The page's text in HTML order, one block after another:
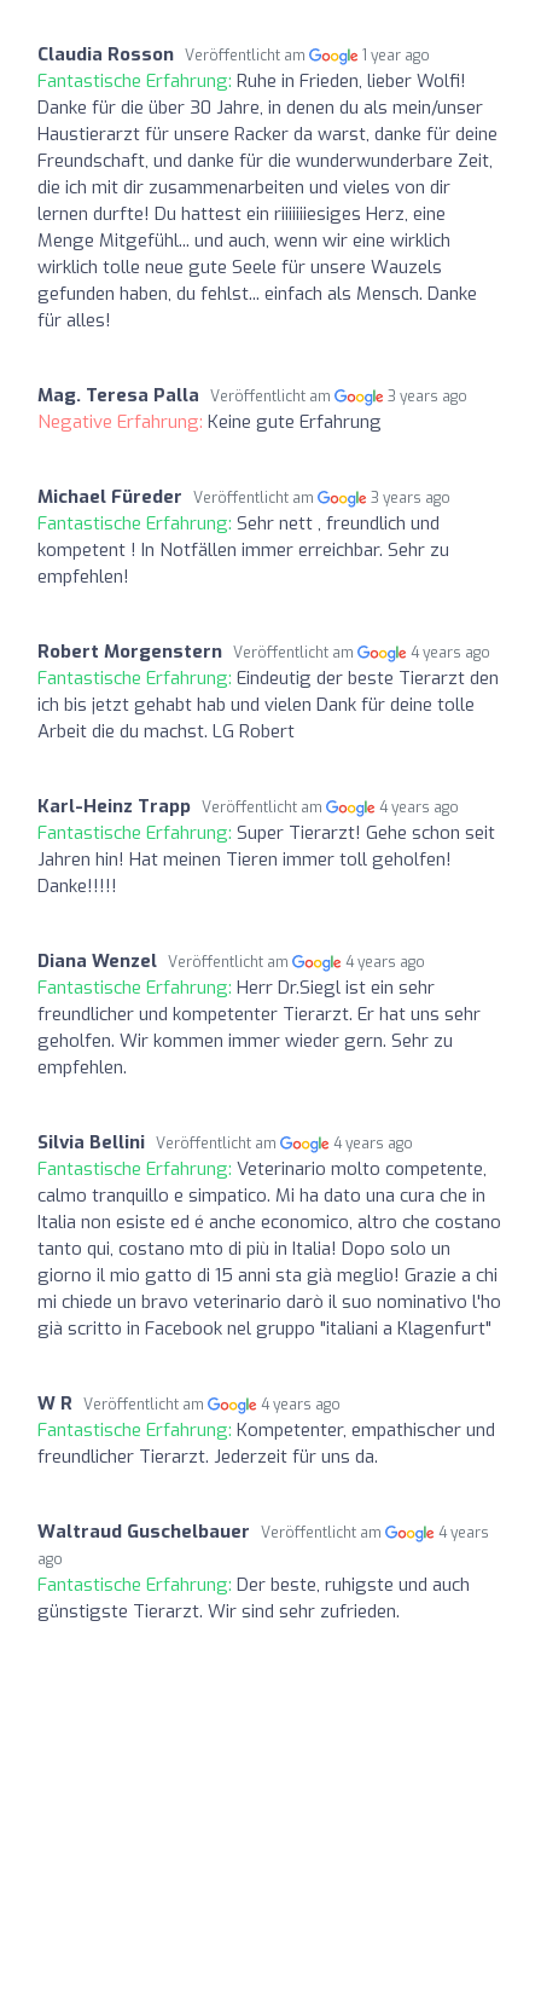
Claudia Rosson Veröffentlicht am 1 year ago
Fantastische Erfahrung: Ruhe in Frieden, lieber Wolfi!
Danke für die über 30 Jahre, in denen du als mein/unser
Haustierarzt für unsere Racker da warst, danke für deine
Freundschaft, und danke für die wunderwunderbare Zeit,
die ich mit dir zusammenarbeiten und vieles von dir
lernen durfte! Du hattest ein riiiiiiiesiges Herz, eine
Menge Mitgefühl... und auch, wenn wir eine wirklich
wirklich tolle neue gute Seele für unsere Wauzels
gefunden haben, du fehlst... einfach als Mensch. Danke
für alles!
Mag. Teresa Palla Veröffentlicht am 3 years ago
Negative Erfahrung: Keine gute Erfahrung
Michael Füreder Veröffentlicht am 3 years ago
Fantastische Erfahrung: Sehr nett , freundlich und
kompetent ! In Notfällen immer erreichbar. Sehr zu
empfehlen!
Robert Morgenstern Veröffentlicht am 4 years ago
Fantastische Erfahrung: Eindeutig der beste Tierarzt den
ich bis jetzt gehabt hab und vielen Dank für deine tolle
Arbeit die du machst. LG Robert
Karl-Heinz Trapp Veröffentlicht am 4 years ago
Fantastische Erfahrung: Super Tierarzt! Gehe schon seit
Jahren hin! Hat meinen Tieren immer toll geholfen!
Danke!!!!!
Diana Wenzel Veröffentlicht am 4 years ago
Fantastische Erfahrung: Herr Dr.Siegl ist ein sehr
freundlicher und kompetenter Tierarzt. Er hat uns sehr
geholfen. Wir kommen immer wieder gern. Sehr zu
empfehlen.
Silvia Bellini Veröffentlicht am 4 years ago
Fantastische Erfahrung: Veterinario molto competente,
calmo tranquillo e simpatico. Mi ha dato una cura che in
Italia non esiste ed é anche economico, altro che costano
tanto qui, costano mto di più in Italia! Dopo solo un
giorno il mio gatto di 15 anni sta già meglio! Grazie a chi
mi chiede un bravo veterinario darò il suo nominativo l'ho
già scritto in Facebook nel gruppo "italiani a Klagenfurt"
W R Veröffentlicht am 4 years ago
Fantastische Erfahrung: Kompetenter, empathischer und
freundlicher Tierarzt. Jederzeit für uns da.
Waltraud Guschelbauer Veröffentlicht am
4 years
ago
Fantastische Erfahrung: Der beste, ruhigste und auch
günstigste Tierarzt. Wir sind sehr zufrieden.